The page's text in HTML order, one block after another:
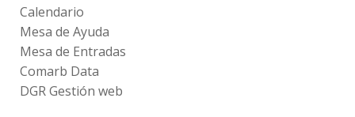
Calendario
Mesa de Ayuda
Mesa de Entradas
Comarb Data
DGR Gestión web